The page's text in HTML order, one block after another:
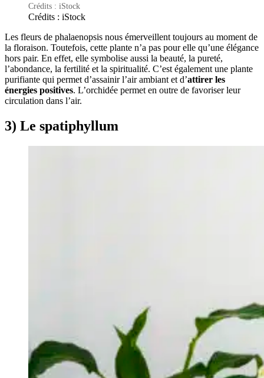
Crédits : iStock
Crédits : iStock
Les fleurs de phalaenopsis nous émerveillent toujours au moment de
la floraison. Toutefois, cette plante n’a pas pour elle qu’une élégance
hors pair. En effet, elle symbolise aussi la beauté, la pureté,
l’abondance, la fertilité et la spiritualité. C’est également une plante
purifiante qui permet d’assainir l’air ambiant et d’attirer les
énergies positives. L’orchidée permet en outre de favoriser leur
circulation dans l’air.
3) Le spatiphyllum